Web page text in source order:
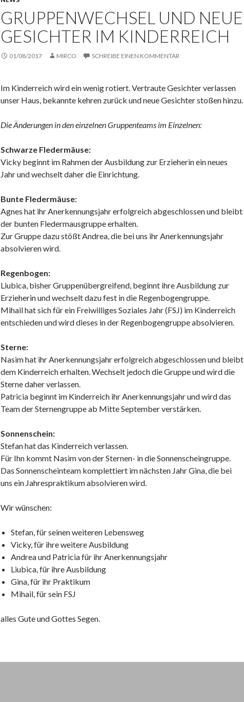
GRUPPENWECHSEL UND NEUE
GESICHTER IM KINDERREICH
01/08/2017 MIRCO SCHREIBE EINEN KOMMENTAR
Im Kinderreich wird ein wenig rotiert. Vertraute Gesichter verlassen
unser Haus, bekannte kehren zurück und neue Gesichter stoßen hinzu.
Die Änderungen in den einzelnen Gruppenteams im Einzelnen:
Schwarze Fledermäuse:
Vicky beginnt im Rahmen der Ausbildung zur Erzieherin ein neues
Jahr und wechselt daher die Einrichtung.
Bunte Fledermäuse:
Agnes hat ihr Anerkennungsjahr erfolgreich abgeschlossen und bleibt
der bunten Fledermausgruppe erhalten.
Zur Gruppe dazu stößt Andrea, die bei uns ihr Anerkennungsjahr
absolvieren wird.
Regenbogen:
Liubica, bisher Gruppenübergreifend, beginnt ihre Ausbildung zur
Erzieherin und wechselt dazu fest in die Regenbogengruppe.
Mihail hat sich für ein Freiwilliges Soziales Jahr (FSJ) im Kinderreich
entschieden und wird dieses in der Regenbogengruppe absolvieren.
Sterne:
Nasim hat ihr Anerkennungsjahr erfolgreich abgeschlossen und bleibt
dem Kinderreich erhalten. Wechselt jedoch die Gruppe und wird die
Sterne daher verlassen.
Patricia beginnt im Kinderreich ihr Anerkennungsjahr und wird das
Team der Sternengruppe ab Mitte September verstärken.
Sonnenschein:
Stefan hat das Kinderreich verlassen.
Für Ihn kommt Nasim von der Sternen- in die Sonnenscheingruppe.
Das Sonnenscheinteam komplettiert im nächsten Jahr Gina, die bei
uns ein Jahrespraktikum absolvieren wird.
Wir wünschen:
Stefan, für seinen weiteren Lebensweg
Vicky, für ihre weitere Ausbildung
Andrea und Patricia für ihr Anerkennungsjahr
Liubica, für ihre Ausbildung
Gina, für ihr Praktikum
Mihail, für sein FSJ
alles Gute und Gottes Segen.